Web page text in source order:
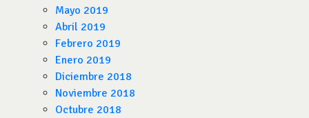
Mayo 2019
Abril 2019
Febrero 2019
Enero 2019
Diciembre 2018
Noviembre 2018
Octubre 2018